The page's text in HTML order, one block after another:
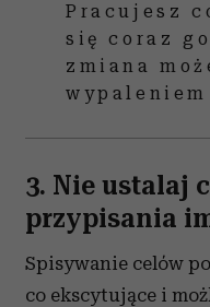
Pracujesz
się coraz
zmiana
wypaleniem
3. Nie ustalaj
przypisania
Spisywanie celów
co ekscytujące i